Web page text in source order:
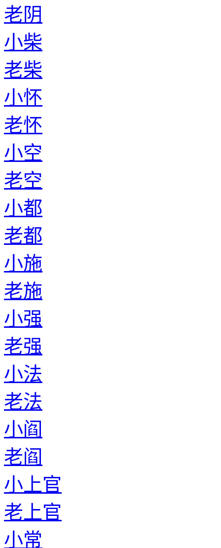
老阴
小柴
老柴
小怀
老怀
小空
老空
小都
老都
小施
老施
小强
老强
小法
老法
小阎
老阎
小上官
老上官
小常